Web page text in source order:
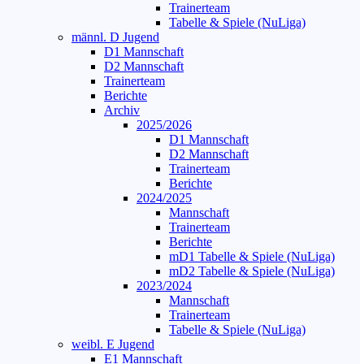
Trainerteam
Tabelle & Spiele (NuLiga)
männl. D Jugend
D1 Mannschaft
D2 Mannschaft
Trainerteam
Berichte
Archiv
2025/2026
D1 Mannschaft
D2 Mannschaft
Trainerteam
Berichte
2024/2025
Mannschaft
Trainerteam
Berichte
mD1 Tabelle & Spiele (NuLiga)
mD2 Tabelle & Spiele (NuLiga)
2023/2024
Mannschaft
Trainerteam
Tabelle & Spiele (NuLiga)
weibl. E Jugend
E1 Mannschaft